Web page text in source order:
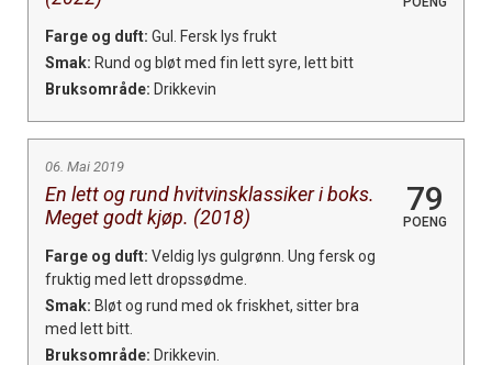
Farge og duft: Gul. Fersk lys frukt
Smak: Rund og bløt med fin lett syre, lett bitt
Bruksområde: Drikkevin
06. Mai 2019
En lett og rund hvitvinsklassiker i boks.
Meget godt kjøp. (2018)
79
POENG
Farge og duft: Veldig lys gulgrønn. Ung fersk og
fruktig med lett dropssødme.
Smak: Bløt og rund med ok friskhet, sitter bra
med lett bitt.
Bruksområde: Drikkevin.